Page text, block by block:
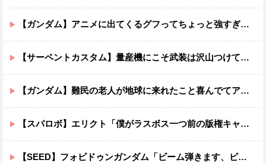
【ガンダム】アニメに出てくるグフってちょっと強すぎじゃない？
【サーペントカスタム】量産機にこそ武装は沢山つけてほしいよね
【ガンダム】難民の老人が地球に来れたこと喜んでてアレ？連邦もやってることヤバくない？ってなる
【スパロボ】エリクト「僕がラスボス一つ前の版権キャラ最後の敵ってちょっと荷が重すぎない？」
【SEED】フォビドゥンガンダム「ビーム弾きます、ビーム曲げられます、空飛びます」←二世代目でこれ出来るのおかしいだろ